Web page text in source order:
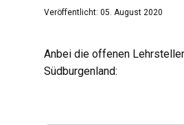
Veröffentlicht: 05. August 2020
Anbei die offenen
Südburgenland: